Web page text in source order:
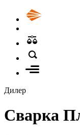
Дилер
Сварка